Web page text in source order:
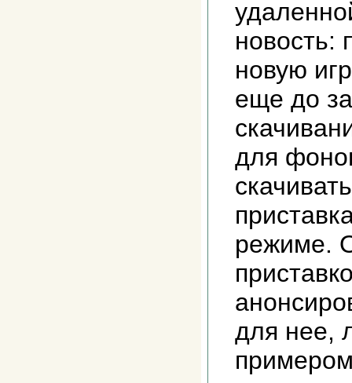
новость:
новую
еще до
для
режиме.
для нее,